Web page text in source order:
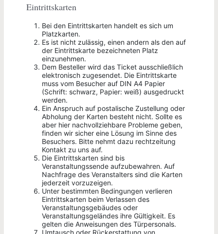
Eintrittskarten
Bei den Eintrittskarten handelt es sich um
Platzkarten.
Es ist nicht zulässig, einen andern als den auf
der Eintrittskarte bezeichneten Platz
einzunehmen.
Dem Besteller wird das Ticket ausschließlich
elektronisch zugesendet. Die Eintrittskarte
muss vom Besucher auf DIN A4 Papier
(Schrift: schwarz, Papier: weiß) ausgedruckt
werden.
Ein Anspruch auf postalische Zustellung oder
Abholung der Karten besteht nicht. Sollte es
aber hier nachvollziehbare Probleme geben,
finden wir sicher eine Lösung im Sinne des
Besuchers. Bitte nehmt dazu rechtzeitung
Kontakt zu uns auf.
Die Eintrittskarten sind bis
Veranstaltungssende aufzubewahren. Auf
Nachfrage des Veranstalters sind die Karten
jederzeit vorzuzeigen.
Unter bestimmten Bedingungen verlieren
Eintrittskarten beim Verlassen des
Veranstaltungsgebäudes oder
Veranstaltungsgeländes ihre Gültigkeit. Es
gelten die Anweisungen des Türpersonals.
Umtausch oder Rückerstattung von